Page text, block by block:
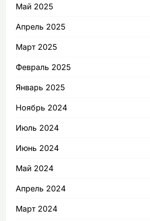
Май 2025
Апрель 2025
Март 2025
Февраль 2025
Январь 2025
Ноябрь 2024
Июль 2024
Июнь 2024
Май 2024
Апрель 2024
Март 2024